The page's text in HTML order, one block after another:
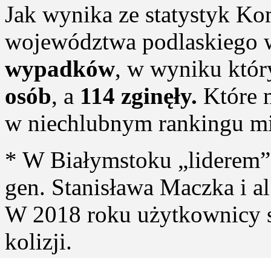
Jak wynika ze statystyk
województwa podlaskiego
wypadków, w wyniku
osób, a 114 zginęły. Które
w niechlubnym rankingu
* W Białymstoku
gen. Stanisława Maczka i
W 2018 roku użytkownicy
kolizji.